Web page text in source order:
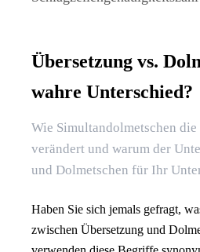
Übersetzung vs.
wahre Unterschied?
Wie Simultandolmetschen
verändert und warum der
und Dolmetschen für Ihr
Haben Sie sich jemals gefragt,
zwischen Übersetzung und